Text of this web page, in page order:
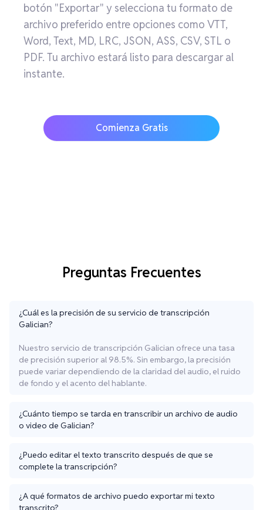
botón "Exportar" y selecciona tu formato de
archivo preferido entre opciones como VTT,
Word, Text, MD, LRC, JSON, ASS, CSV, STL o
PDF. Tu archivo estará listo para descargar al
instante.
Comienza Gratis
Preguntas Frecuentes
¿Cuál es la precisión de su servicio de transcripción
Galician?
Nuestro servicio de transcripción Galician ofrece una tasa
de precisión superior al 98.5%. Sin embargo, la precisión
puede variar dependiendo de la claridad del audio, el ruido
de fondo y el acento del hablante.
¿Cuánto tiempo se tarda en transcribir un archivo de audio
o video de Galician?
¿Puedo editar el texto transcrito después de que se
complete la transcripción?
¿A qué formatos de archivo puedo exportar mi texto
transcrito?